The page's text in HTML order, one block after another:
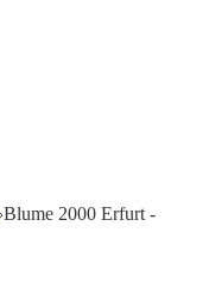
Blume 2000 Erfurt -